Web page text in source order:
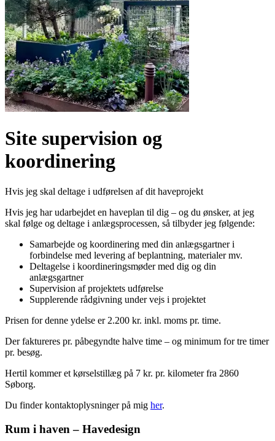
Site supervision og
koordinering
Hvis jeg skal deltage i udførelsen af dit haveprojekt
Hvis jeg har udarbejdet en haveplan til dig – og du ønsker, at jeg
skal følge og deltage i anlægsprocessen, så tilbyder jeg følgende:
Samarbejde og koordinering med din anlægsgartner i
forbindelse med levering af beplantning, materialer mv.
Deltagelse i koordineringsmøder med dig og din
anlægsgartner
Supervision af projektets udførelse
Supplerende rådgivning under vejs i projektet
Prisen for denne ydelse er 2.200 kr. inkl. moms pr. time.
Der faktureres pr. påbegyndte halve time – og minimum for tre timer
pr. besøg.
Hertil kommer et kørselstillæg på 7 kr. pr. kilometer fra 2860
Søborg.
Du finder kontaktoplysninger på mig her.
Rum i haven – Havedesign